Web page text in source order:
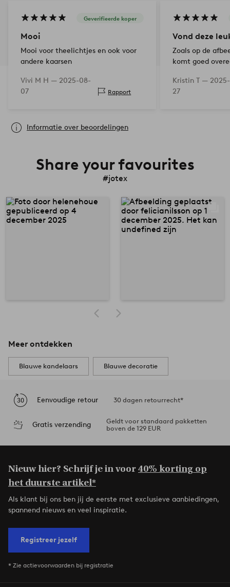
Geverifieerde koper
Mooi
Mooi voor theelichtjes en ook voor
andere kaarsen
Vivi M H — 2025-08-
07
Rapport
Vond deze
Zoals op de
komt goed
Kristin T —
27
Informatie over beoordelingen
Share your favourites
#jotex
Meer ontdekken
Blauwe kandelaars Blauwe decoratie
Eenvoudige retour 30 dagen retourrecht*
Gratis verzending
Geldt voor standaard pakketten
boven de 129 EUR
Nieuw hier? Schrijf je in voor40% korting op
het duurste artikel*
Als klant bij ons ben jij de eerste met exclusieve aanbiedingen,
spannend nieuws en veel inspiratie.
Registreer jezelf
* Zie actievoorwaarden bij registratie